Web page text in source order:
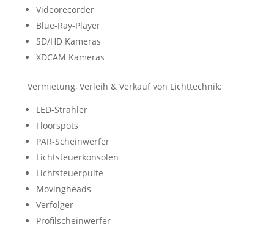
Videorecorder
Blue-Ray-Player
SD/HD Kameras
XDCAM Kameras
Vermietung, Verleih & Verkauf von Lichttechnik:
LED-Strahler
Floorspots
PAR-Scheinwerfer
Lichtsteuerkonsolen
Lichtsteuerpulte
Movingheads
Verfolger
Profilscheinwerfer